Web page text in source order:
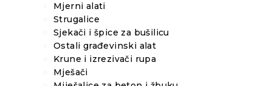
Mjerni alati
Strugalice
Sjekači i špice za bušilicu
Ostali građevinski alat
Krune i izrezivači rupa
Mješači